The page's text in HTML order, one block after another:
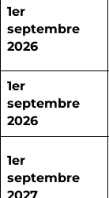
1er
septembre
2026
1er
septembre
2026
1er
septembre
2027